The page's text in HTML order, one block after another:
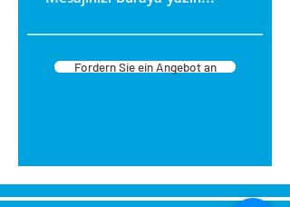
Fordern Sie ein Angebot an